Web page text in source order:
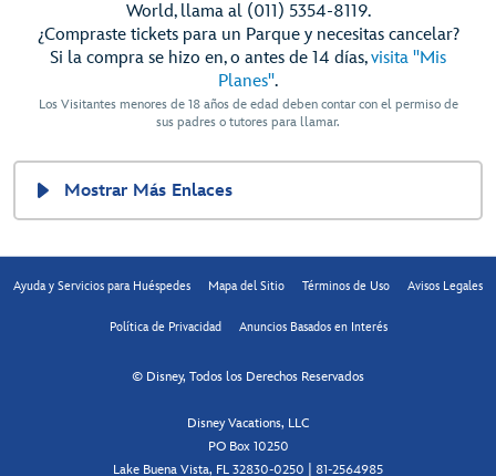
World, llama al (011) 5354-8119.
¿Compraste tickets para un Parque y necesitas cancelar?
Si la compra se hizo en, o antes de 14 días,visita "Mis
Planes".
Los Visitantes menores de 18 años de edad deben contar con el permiso de
sus padres o tutores para llamar.
Mostrar Más Enlaces
Ayuda y Servicios para Huéspedes Mapa del Sitio Términos de Uso Avisos Legales
Política de Privacidad Anuncios Basados en Interés
© Disney, Todos los Derechos Reservados
Disney Vacations, LLC
PO Box 10250
Lake Buena Vista, FL 32830-0250 | 81-2564985